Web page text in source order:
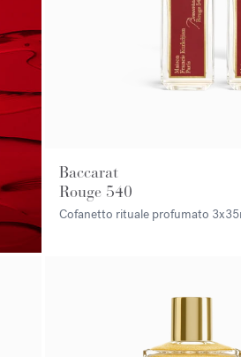
Baccarat
Rouge 540
Cofanetto rituale profumato